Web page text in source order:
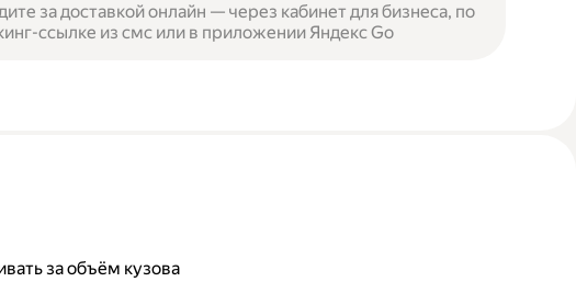
за доставкой онлайн — через кабинет для бизнеса, по
ссылке из смс или в приложении Яндекс Go
за объём кузова